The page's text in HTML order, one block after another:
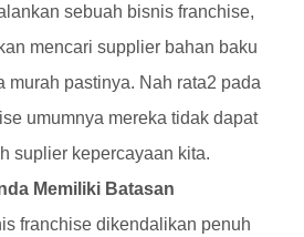
sebuah bisnis franchise,
mencari supplier bahan baku
murah pastinya. Nah rata2 pada
umumnya mereka tidak dapat
suplier kepercayaan kita.
Memiliki Batasan
franchise dikendalikan penuh